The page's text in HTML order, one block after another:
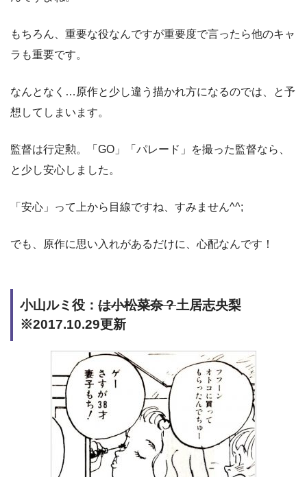
もちろん、重要な役なんですが重要度で言ったら他のキャ
ラも重要です。
なんとなく…原作と少し違う描かれ方になるのでは、と予
想してしまいます。
監督は行定勲。「GO」「パレード」を撮った監督なら、
と少し安心しました。
「安心」って上から目線ですね、すみません^^;
でも、原作に思い入れがあるだけに、心配なんです！
小山ルミ役： は小松菜奈？土居志央梨
※2017.10.29更新